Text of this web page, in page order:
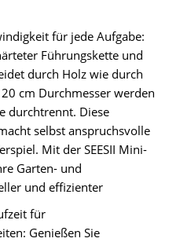
für jede Aufgabe:
Führungskette und
durch Holz wie durch
cm Durchmesser werden
durchtrennt. Diese
selbst anspruchsvolle
Mit der SEESII Mini-
Garten- und
und effizienter
für
Genießen Sie